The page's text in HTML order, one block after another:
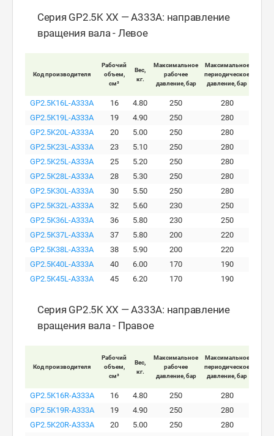
Серия GP2.5K XX — A333A: направление
вращения вала - Левое
Код производителя
Рабочий
объем,
см³
Вес,
кг.
Максимальное
рабочее
давление, бар
Максимальное
периодическое
давление, бар
GP2.5K16L-A333A 16 4.80 250 280
GP2.5K19L-A333A
19 4.90 250 280
GP2.5K20L-A333A
20 5.00 250 280
GP2.5K23L-A333A
23 5.10 250 280
GP2.5K25L-A333A
25 5.20 250 280
GP2.5K28L-A333A
28 5.30 250 280
GP2.5K30L-A333A
30 5.50 250 280
GP2.5K32L-A333A
32 5.60 230 250
GP2.5K36L-A333A
36 5.80 230 250
GP2.5K37L-A333A
37 5.80 200 220
GP2.5K38L-A333A
38 5.90 200 220
GP2.5K40L-A333A
40 6.00 170 190
GP2.5K45L-A333A
45 6.20 170 190
Серия GP2.5K XX — A333A: направление
вращения вала - Правое
Код производителя
Рабочий
объем,
см³
Вес,
кг.
Максимальное
рабочее
давление, бар
Максимальное
периодическое
давление, бар
GP2.5K16R-A333A 16 4.80 250 280
GP2.5K19R-A333A
19 4.90 250 280
GP2.5K20R-A333A
20 5.00 250 280